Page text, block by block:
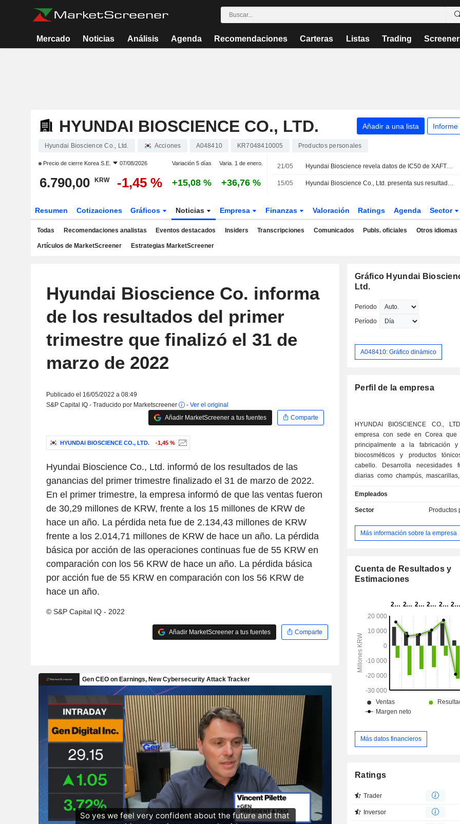
Mercado Noticias Análisis Agenda Recomendaciones Carteras Listas Trading
HYUNDAI BIOSCIENCE CO., LTD. Añadir a una lista Informe
Hyundai Bioscience Co., Ltd. Acciones A048410 KR7048410005 Productos personales
Precio de cierre Korea S.E. 07/08/2026 Variación 5 días Varia. 1 de enero.
6.790,00 KRW -1,45 % +15,08 % +36,76 %
21/05 Hyundai Bioscience revela datos de IC50 de XAFTY contra el Ébola
15/05 Hyundai Bioscience Co., Ltd. presenta sus resultados financieros del primer trimestre finalizado el 31 de marzo de 2026
Resumen Cotizaciones Gráficos Noticias Empresa Finanzas Valoración Ratings Agenda Sector
Todas Recomendaciones analistas Eventos destacados Insiders Transcripciones Comunicados Publs. oficiales Otros idiomas
Artículos de MarketScreener Estrategias MarketScreener
Hyundai Bioscience Co. informa
de los resultados del primer
trimestre que finalizó el 31 de
marzo de 2022
Publicado el 16/05/2022 a 08:49
S&P Capital IQ - Traducido por Marketscreener
- Ver el original
Añadir MarketScreener a tus fuentes
Comparte
HYUNDAI BIOSCIENCE CO., LTD. -1,45 %
Hyundai Bioscience Co., Ltd. informó de los resultados de las
ganancias del primer trimestre finalizado el 31 de marzo de 2022.
En el primer trimestre, la empresa informó de que las ventas fueron
de 30,29 millones de KRW, frente a los 15 millones de KRW de
hace un año. La pérdida neta fue de 2.134,43 millones de KRW
frente a los 2.014,71 millones de KRW de hace un año. La pérdida
básica por acción de las operaciones continuas fue de 55 KRW en
comparación con los 56 KRW de hace un año. La pérdida básica
por acción fue de 55 KRW en comparación con los 56 KRW de
hace un año.
© S&P Capital IQ - 2022
Añadir MarketScreener a tus fuentes Comparte
Gráfico Hyundai
Ltd.
Periodo
Período
A048410: Gráfico dinámico
Perfil de la empresa
HYUNDAI BIOSCIENCE CO.,
empresa con sede en Corea que
principalmente a la fabricación
biocosméticos y productos
cabello. Desarrolla necesidades
diarias como champús,
también vende monitores de
(LCD) y productos de señalización
mercado nacional, así como en los
ultramar, incluyendo Europa, América
Empleados
Sector Productos
Más información sobre la empresa
Cuenta de Resultados y
Estimaciones
Más datos financieros
Ratings
Trader
Inversor